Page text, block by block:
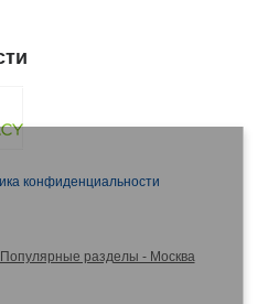
конфиденциальности
Популярные разделы - Москва